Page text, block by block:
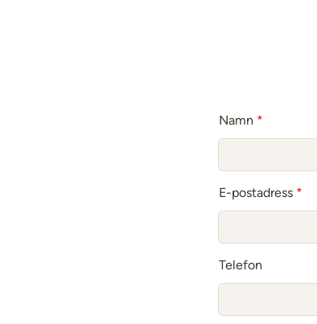
Namn *
E-postadress *
Telefon